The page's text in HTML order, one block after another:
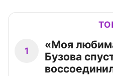
1
«Моя
Бузова